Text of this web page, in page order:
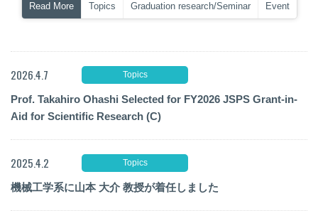
Read More Topics Graduation research/Seminar Event
2026.4.7 Topics
Prof. Takahiro Ohashi Selected for FY2026 JSPS Grant-in-
Aid for Scientific Research (C)
2025.4.2 Topics
機械工学系に山本 大介 教授が着任しました